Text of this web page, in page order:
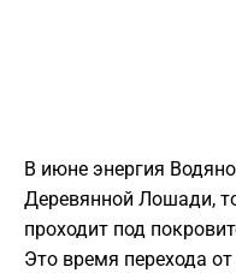
В июне энергия
Деревянной Лошади,
проходит под
Это время перехода